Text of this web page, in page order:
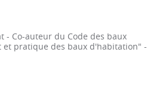
- Co-auteur du Code des baux
et pratique des baux d'habitation" -